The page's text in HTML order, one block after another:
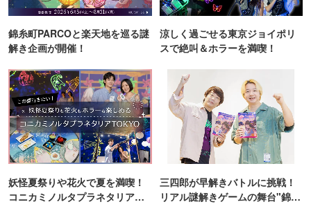
錦糸町PARCOと楽天地を巡る謎
解き企画が開催！
涼しく過ごせる東京ジョイポリ
スで絶叫＆ホラーを満喫！
妖怪夏祭りや花火で夏を満喫！
コニカミノルタプラネタリア
三四郎が早解きバトルに挑戦！
リアル謎解きゲームの舞台"錦糸